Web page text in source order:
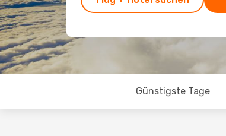
Günstigste Tage